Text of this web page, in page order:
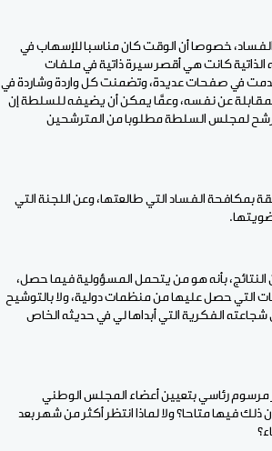
خصوصا أن الوقت كان مناسبا للإسهاب في
الذاتية كانت هي أقصر سيرة ذاتية في ملفات
في صفحات عديدة، وتضمنت كل واردة وشاردة في
عن نفسه، وعمَّا يمكن أن يضيفه للسلطة إن
لمجلس السلطة مطلوبا من المترشحين
بمكافحة الفساد التي طالعتها، وعن اللجنة التي
النتائج، بأنه هو من يتحمل المسؤولية فيما حصل،
التي حصل عليها من منظمات دولية، ولا بالتوشيح
الفاضل شجاعته الفكرية التي أبداها لي في حديثه الخاص
مرسوم رئاسي بتعيين أعضاء المجلس الوطني
ذلك فيها متاحا؟ ولا لماذا انتظر أكثر من شهر بعد